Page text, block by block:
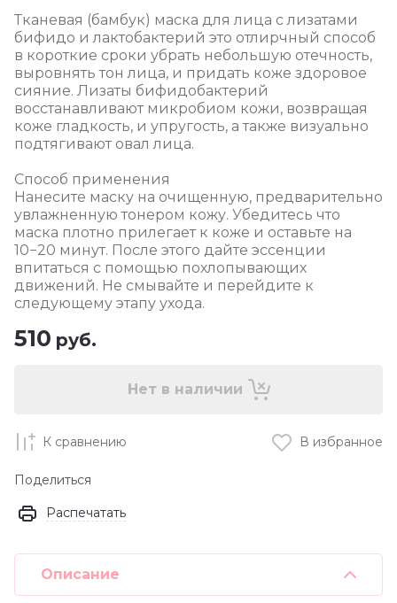
Тканевая (бамбук) маска для лица с лизатами
бифидо и лактобактерий это отлирчный способ
в короткие сроки убрать небольшую отечность,
выровнять тон лица, и придать коже здоровое
сияние. Лизаты бифидобактерий
восстанавливают микробиом кожи, возвращая
коже гладкость, и упругость, а также визуально
подтягивают овал лица.
Способ применения
Нанесите маску на очищенную, предварительно
увлажненную тонером кожу. Убедитесь что
маска плотно прилегает к коже и оставьте на
10−20 минут. После этого дайте эссенции
впитаться с помощью похлопывающих
движений. Не смывайте и перейдите к
следующему этапу ухода.
510 руб.
Нет в наличии
К сравнению В избранное
Поделиться
Распечатать
Описание